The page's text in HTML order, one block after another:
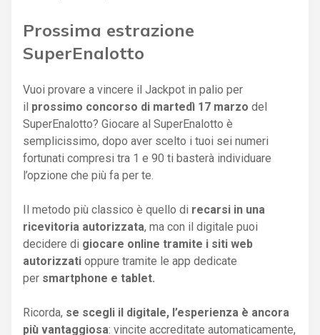
Prossima estrazione
SuperEnalotto
Vuoi provare a vincere il Jackpot in palio per
il prossimo concorso di martedì 17 marzo del
SuperEnalotto? Giocare al SuperEnalotto è
semplicissimo, dopo aver scelto i tuoi sei numeri
fortunati compresi tra 1 e 90 ti basterà individuare
l’opzione che più fa per te.
Il metodo più classico è quello di recarsi in una
ricevitoria autorizzata, ma con il digitale puoi
decidere di giocare online tramite i siti web
autorizzati oppure tramite le app dedicate
per smartphone e tablet.
Ricorda, se scegli il digitale, l’esperienza è ancora
più vantaggiosa: vincite accreditate automaticamente,